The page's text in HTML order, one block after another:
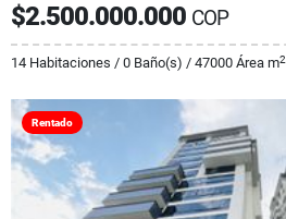
$2.500.000.000 COP
14 Habitaciones / 0 Baño(s) / 47000 Área m2
Rentado